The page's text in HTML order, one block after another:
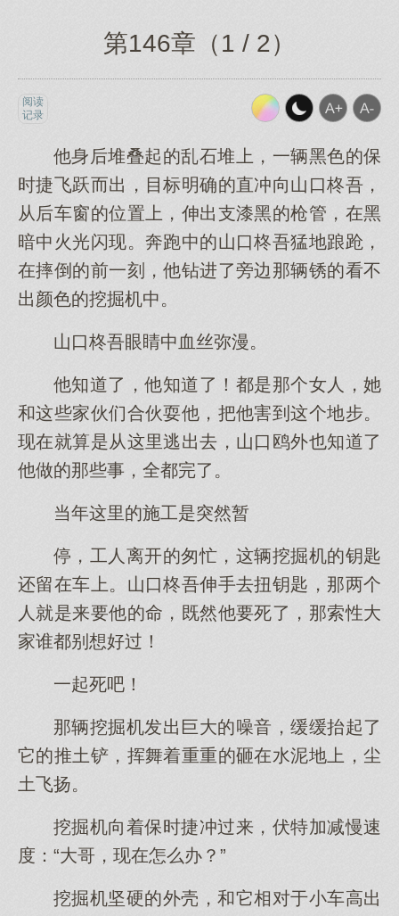
第146章（1 / 2）
阅读
记录
他身后堆叠起的乱石堆上，一辆黑色的保
时捷飞跃而出，目标明确的直冲向山口柊吾，
从后车窗的位置上，伸出支漆黑的枪管，在黑
暗中火光闪现。奔跑中的山口柊吾猛地踉跄，
在摔倒的前一刻，他钻进了旁边那辆锈的看不
出颜色的挖掘机中。
山口柊吾眼睛中血丝弥漫。
他知道了，他知道了！都是那个女人，她
和这些家伙们合伙耍他，把他害到这个地步。
现在就算是从这里逃出去，山口鸥外也知道了
他做的那些事，全都完了。
当年这里的施工是突然暂
停，工人离开的匆忙，这辆挖掘机的钥匙
还留在车上。山口柊吾伸手去扭钥匙，那两个
人就是来要他的命，既然他要死了，那索性大
家谁都别想好过！
一起死吧！
那辆挖掘机发出巨大的噪音，缓缓抬起了
它的推土铲，挥舞着重重的砸在水泥地上，尘
土飞扬。
挖掘机向着保时捷冲过来，伏特加减慢速
度：“大哥，现在怎么办？”
挖掘机坚硬的外壳，和它相对于小车高出